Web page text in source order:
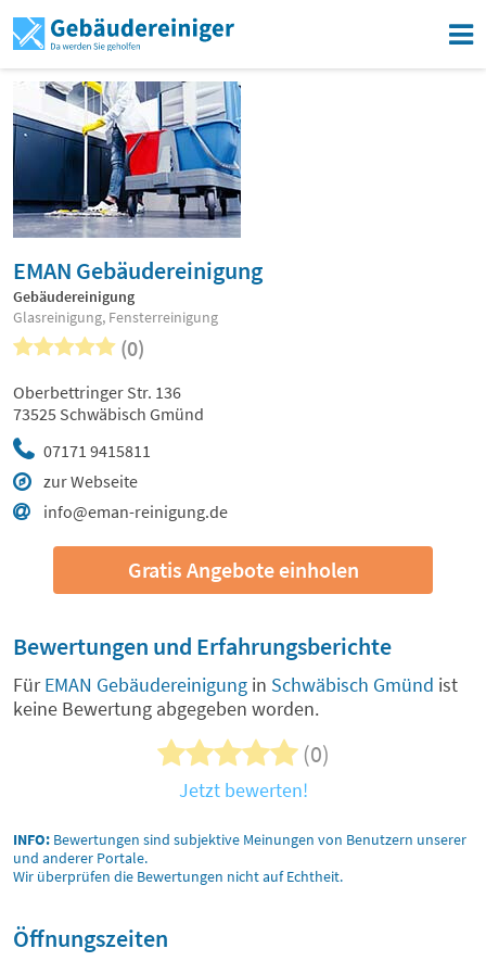
EMAN Gebäudereinigung
Gebäudereinigung
Glasreinigung, Fensterreinigung
(0)
07171 9415811
zur Webseite
info@eman-reinigung.de
Oberbettringer Str. 136
73525 Schwäbisch Gmünd
Gratis Angebote einholen
Bewertungen und Erfahrungsberichte
FürEMAN Gebäudereinigung in Schwäbisch Gmünd ist
keine Bewertung abgegeben worden.
(0)
Jetzt bewerten!
INFO: Bewertungen sind subjektive Meinungen von Benutzern unserer
und anderer Portale.
Wir überprüfen die Bewertungen nicht auf Echtheit.
Öffnungszeiten